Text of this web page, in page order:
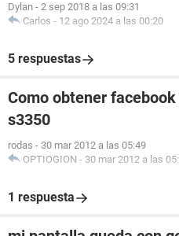
Dylan - 2 sep 2018 a las 09:31
Carlos - 12 ago 2024 a las 00:20
5 respuestas
Como obtener
s3350
rodas - 30 mar 2012 a las 05:49
OPTIOGION - 30 mar 2012 a las
1 respuesta